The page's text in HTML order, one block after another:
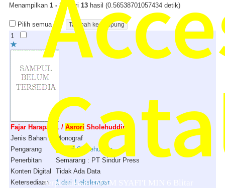
Perpustakaan IMAM SYAFI'I MIN 6 Blitar
Menampilkan 1 - 10 dari 13 hasil (0.56538701057434 detik)
Pilih semua
1
Fajar Harapan 1 / Asrori Sholehuddin
Jenis Bahan
Monograf
Pengarang
AsroriSholehuddin
Penerbitan
Semarang : PT Sindur Press
Konten Digital
Tidak Ada Data
Ketersediaan
1 dari 1 ekslempar